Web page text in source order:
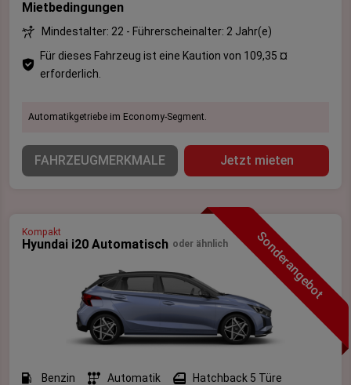
Mietbedingungen
Mindestalter: 22 - Führerscheinalter: 2 Jahr(e)
Für dieses Fahrzeug ist eine Kaution von 109,35 ¤
erforderlich.
Automatikgetriebe im Economy-Segment.
FAHRZEUGMERKMALE Jetzt mieten
Sonderangebot
Kompakt
Hyundai i20 Automatisch oder ähnlich
Benzin Automatik
Hatchback 5 Türe